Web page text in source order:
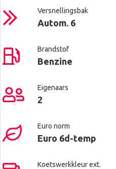
Versnellingsbak
Autom. 6
Brandstof
Benzine
Eigenaars
2
Euro norm
Euro 6d-temp
Koetswerkkleur ext.